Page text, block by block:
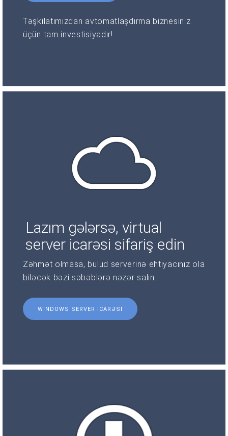
Təşkilatımızdan avtomatlaşdırma biznesiniz
üçün tam investisiyadır!
Lazım gələrsə, virtual
server icarəsi sifariş edin
Zəhmət olmasa, bulud serverinə ehtiyacınız ola
biləcək bəzi səbəblərə nəzər salın.
WINDOWS SERVER ICARƏSI